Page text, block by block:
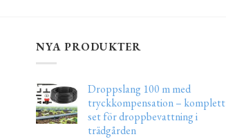
NYA PRODUKTER
Droppslang 100 m med
tryckkompensation – komplett
set för droppbevattning i
trädgården